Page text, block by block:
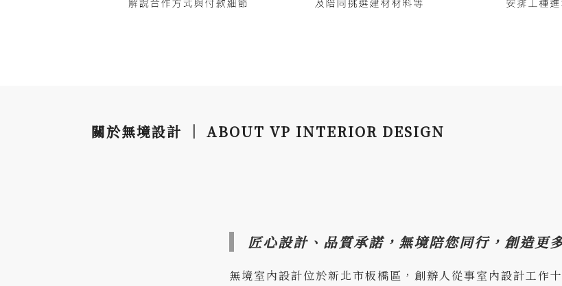
關於無境設計 ｜ ABOUT VP INTERIOR DESIGN
匠心設計、品質承諾，無境陪您同行，創造更
無境室內設計位於新北市板橋區，創辦人從事室內設計工作